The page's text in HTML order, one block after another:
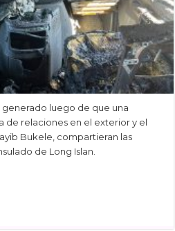
generado luego de que una
de relaciones en el exterior y el
Bukele, compartieran las
de Long Islan.